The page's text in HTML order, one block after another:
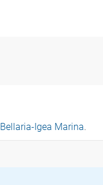
Bellaria-Igea Marina.